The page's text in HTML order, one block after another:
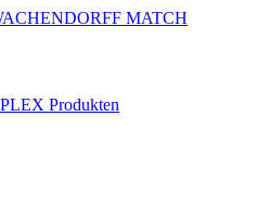
MATCH
Produkten